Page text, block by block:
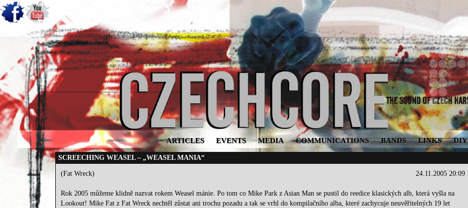
ARTICLES EVENTS MEDIA COMMUNICATIONS BANDS LINKS DIY
SCREECHING WEASEL – „WEASEL MANIA“
24.11.2005 20:09
(Fat Wreck)
Rok 2005 můžeme klidně nazvat rokem Weasel mánie. Po tom co Mike Park z Asian Man se pustil do reedice klasických alb, která vyšla na
Lookout! Mike Fat z Fat Wreck nechtěl zůstat ani trochu pozadu a tak se vrhl do kompilačního alba, které zachycuje neuvěřitelných 19 let